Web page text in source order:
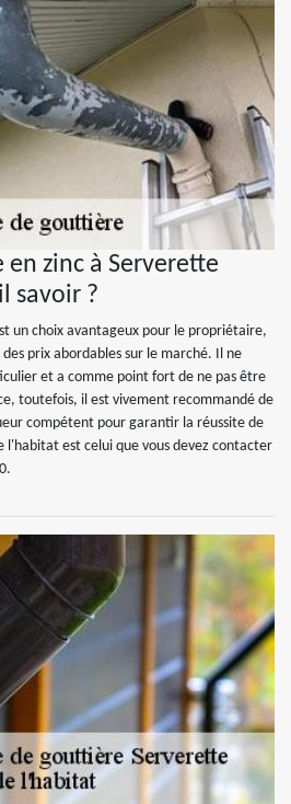
en zinc à Serverette
savoir ?
un choix avantageux pour le propriétaire,
prix abordables sur le marché. Il ne
et a comme point fort de ne pas être
toutefois, il est vivement recommandé de
compétent pour garantir la réussite de
l'habitat est celui que vous devez contacter